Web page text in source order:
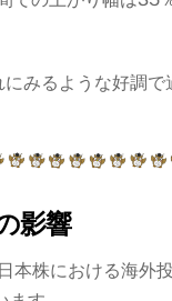
にみるような好調で
影響
本株における海外